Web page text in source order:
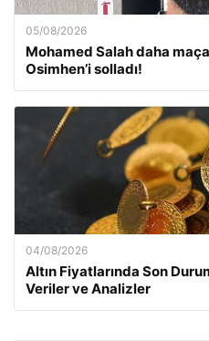
05/08/2026
Mohamed Salah daha
Osimhen’i solladı!
04/08/2026
Altın Fiyatlarında Son
Veriler ve Analizler